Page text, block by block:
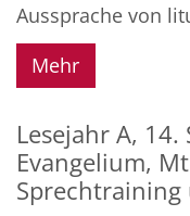
Aussprache von
Mehr
Lesejahr A, 14.
Evangelium,